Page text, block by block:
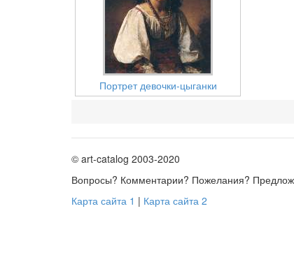
Портрет девочки-цыганки
© art-catalog 2003-2020
Вопросы? Комментарии? Пожелания?
Карта сайта 1 | Карта сайта 2